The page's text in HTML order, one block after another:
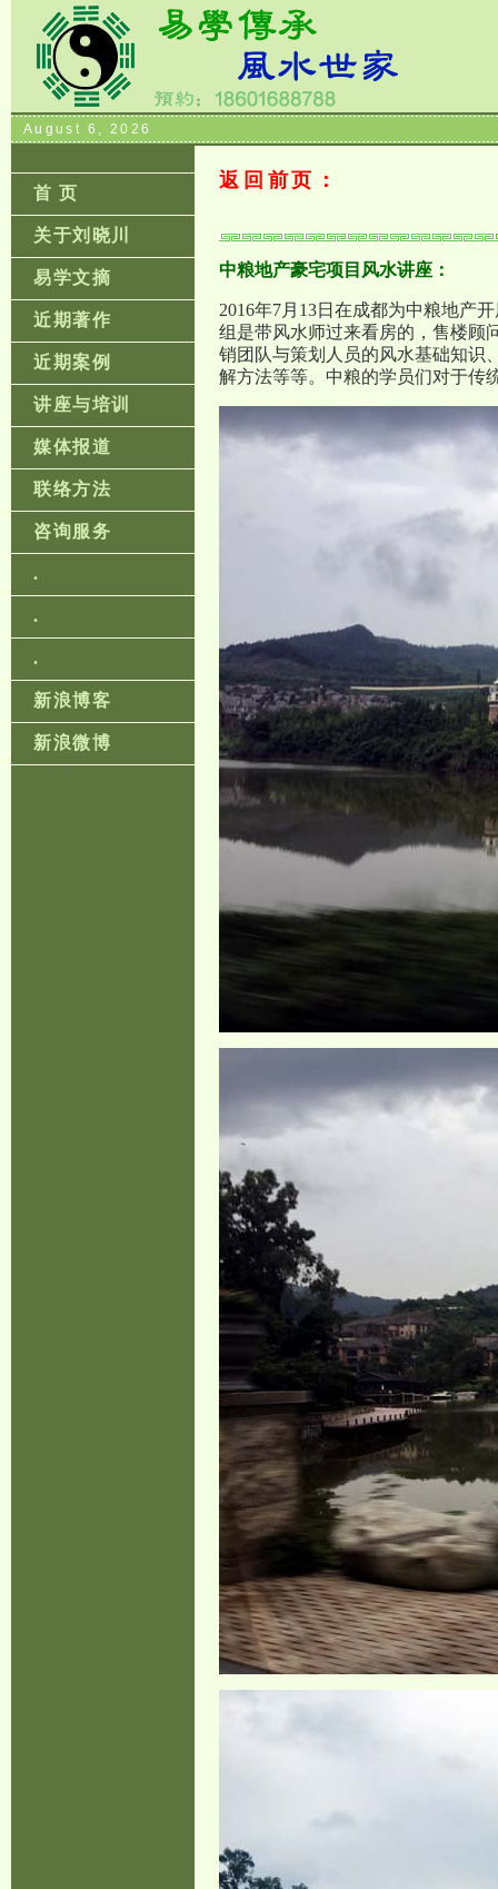
August 6, 2026
首 页
关于刘晓川
易学文摘
近期著作
近期案例
讲座与培训
媒体报道
联络方法
咨询服务
.
.
.
新浪博客
新浪微博
?
返回前页：
中粮地产豪宅项目风水讲座：
2016年7月13日在成都为中粮地产
组是带风水师过来看房的，售楼顾
销团队与策划人员的风水基础知识
解方法等等。中粮的学员们对于传